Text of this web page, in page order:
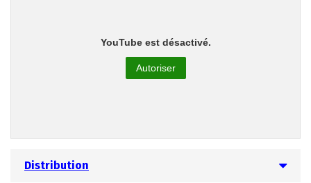
YouTube est désactivé.
Autoriser
Distribution